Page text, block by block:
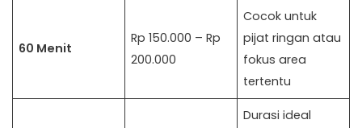
60 Menit
Rp 150.000 – Rp
200.000
Cocok untuk
pijat ringan atau
fokus area
tertentu
Durasi ideal